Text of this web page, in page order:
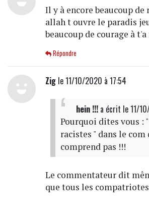
Il y à encore beaucoup de
allah t ouvre le paradis
beaucoup de courage à
Répondre
Zigle 11/10/2020 à 17:54
hein !!!a écrit le 11/
Pourquoi dites vous :
racistes " dans le com
comprend pas !!!
Le commentateur dit
que tous les